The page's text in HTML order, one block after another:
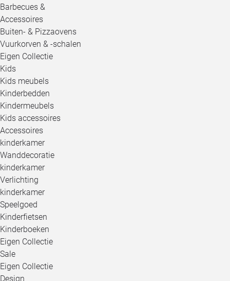
Barbecues &
Accessoires
Buiten- & Pizzaovens
Vuurkorven & -schalen
Eigen Collectie
Kids
Kids meubels
Kinderbedden
Kindermeubels
Kids accessoires
Accessoires
kinderkamer
Wanddecoratie
kinderkamer
Verlichting
kinderkamer
Speelgoed
Kinderfietsen
Kinderboeken
Eigen Collectie
Sale
Eigen Collectie
Design